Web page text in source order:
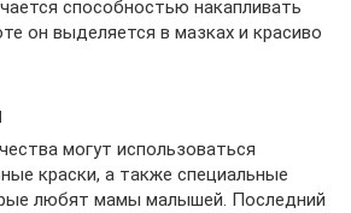
способностью накапливать
он выделяется в мазках и красиво
могут использоваться
краски, а также специальные
любят мамы малышей. Последний